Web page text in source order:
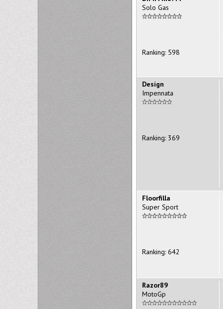
Solo Gas
Ranking: 598
Design
Impennata
Ranking: 369
Floorfilla
Super Sport
Ranking: 642
Razor89
MotoGp